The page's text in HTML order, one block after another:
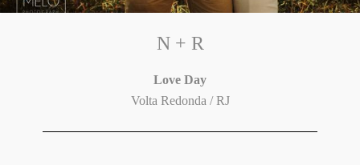
N + R
Love Day
Volta Redonda / RJ